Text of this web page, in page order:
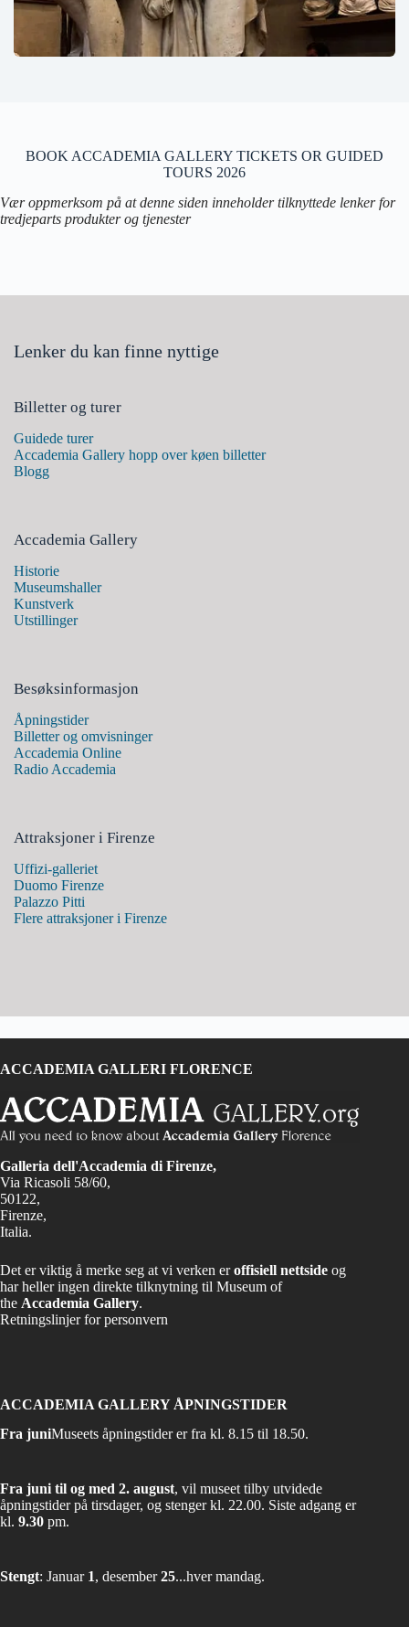
BOOK ACCADEMIA GALLERY TICKETS OR GUIDED
TOURS 2026
Vær oppmerksom på at denne siden inneholder tilknyttede lenker for
tredjeparts produkter og tjenester
Lenker du kan finne nyttige
Billetter og turer
Guidede turer
Accademia Gallery hopp over køen billetter
Blogg
Accademia Gallery
Historie
Museumshaller
Kunstverk
Utstillinger
Besøksinformasjon
Åpningstider
Billetter og omvisninger
Accademia Online
Radio Accademia
Attraksjoner i Firenze
Uffizi-galleriet
Duomo Firenze
Palazzo Pitti
Flere attraksjoner i Firenze
ACCADEMIA GALLERI FLORENCE
Galleria dell'Accademia di Firenze,
Via Ricasoli 58/60,
50122,
Firenze,
Italia.
Det er viktig å merke seg at vi verken eroffisiell nettside og
har heller ingen direkte tilknytning til Museum of
the Accademia Gallery.
Retningslinjer for personvern
ACCADEMIA GALLERY ÅPNINGSTIDER
Fra juniMuseets åpningstider er fra kl. 8.15 til 18.50.
Fra juni til og med 2. august, vil museet tilby utvidede
åpningstider på tirsdager, og stenger kl. 22.00. Siste adgang er
kl. 9.30 pm.
Stengt: Januar 1, desember25...hver mandag.